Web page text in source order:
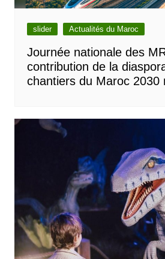
slider Actualités du Maroc
Journée nationale des
contribution de la
chantiers du Maroc 2030